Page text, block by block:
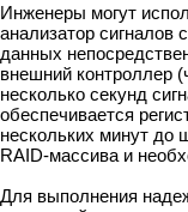
Инженеры могут
анализатор сигналов
данных
внешний контроллер
несколько секунд
обеспечивается
нескольких минут до
RAID-массива и
Для выполнения